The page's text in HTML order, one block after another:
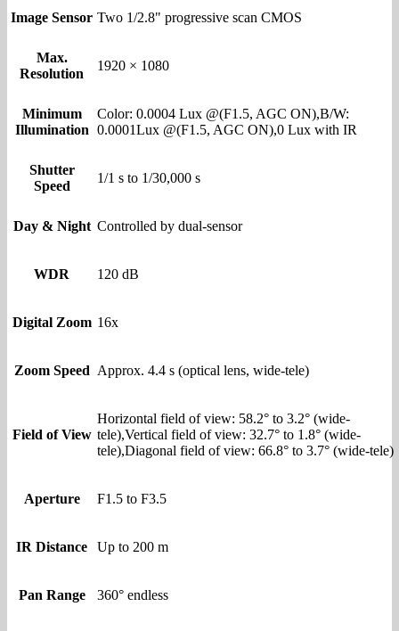
Image Sensor Two 1/2.8" progressive scan CMOS
Max.
Resolution
1920 × 1080
Minimum
Illumination
Color: 0.0004 Lux @(F1.5, AGC ON),B/W:
0.0001Lux @(F1.5, AGC ON),0 Lux with IR
Shutter
Speed
1/1 s to 1/30,000 s
Day & Night Controlled by dual-sensor
WDR 120 dB
Digital Zoom 16x
Zoom Speed Approx. 4.4 s (optical lens, wide-tele)
Field of View
Horizontal field of view: 58.2° to 3.2° (wide-
tele),Vertical field of view: 32.7° to 1.8° (wide-
tele),Diagonal field of view: 66.8° to 3.7° (wide-tele)
Aperture F1.5 to F3.5
IR Distance Up to 200 m
Pan Range 360° endless